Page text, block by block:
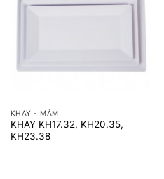
KHAY - MÂM
KHAY KH17.32, KH20.35,
KH23.38